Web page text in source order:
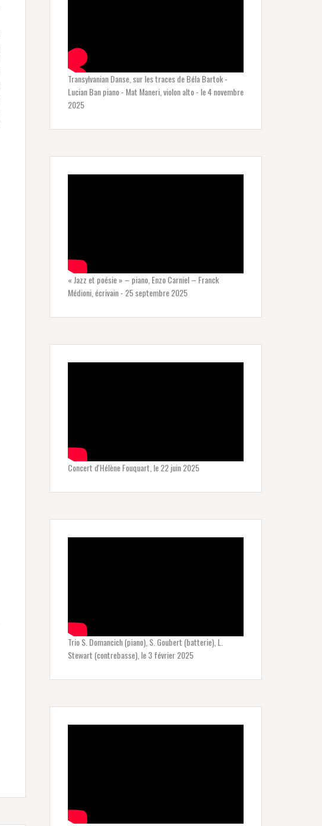
Transylvanian Danse, sur les traces de Béla Bartok -
Lucian Ban piano - Mat Maneri, violon alto - le 4 novembre
2025
« Jazz et poésie » – piano, Enzo Carniel – Franck
Médioni, écrivain - 25 septembre 2025
Concert d'Hélène Fouquart, le 22 juin 2025
Trio S. Domancich (piano), S. Goubert (batterie), L.
Stewart (contrebasse), le 3 février 2025